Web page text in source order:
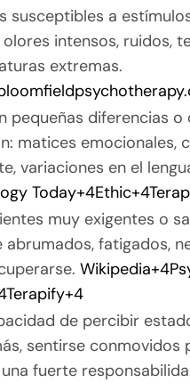
susceptibles a
intensos, ruidos,
extremas.
pequeñas diferencias
matices emocionales,
variaciones en el
Today+4Ethic+4
muy exigentes o
abrumados, fatigados,
Wikipedia+4
Terapify+4
de percibir
sentirse conmovidos
fuerte